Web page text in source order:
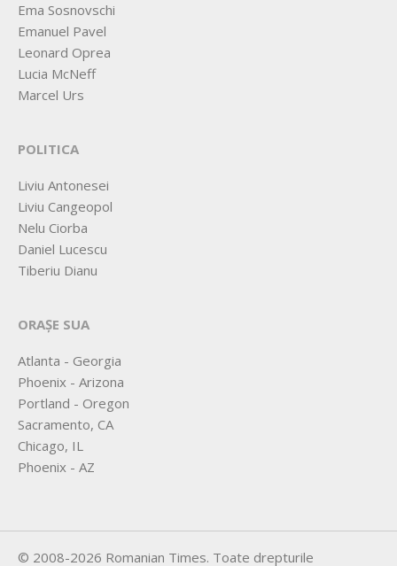
Ema Sosnovschi
Emanuel Pavel
Leonard Oprea
Lucia McNeff
Marcel Urs
POLITICA
Liviu Antonesei
Liviu Cangeopol
Nelu Ciorba
Daniel Lucescu
Tiberiu Dianu
ORAȘE SUA
Atlanta - Georgia
Phoenix - Arizona
Portland - Oregon
Sacramento, CA
Chicago, IL
Phoenix - AZ
© 2008-2026 Romanian Times. Toate drepturile